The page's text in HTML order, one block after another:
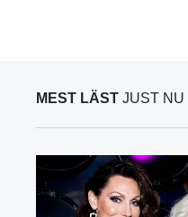
MEST LÄST JUST NU